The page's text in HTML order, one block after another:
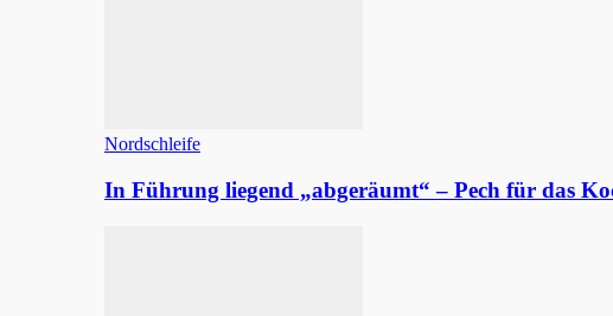
Nordschleife
In Führung liegend „abgeräumt“ – Pech für das